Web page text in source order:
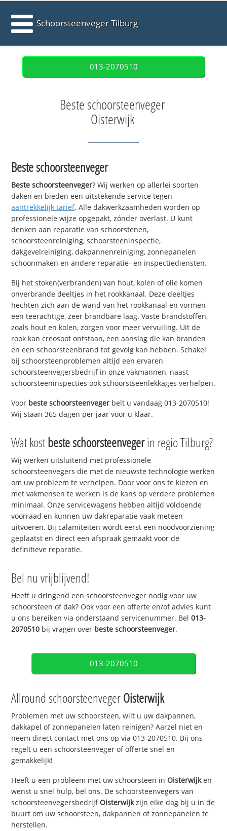
Schoorsteenveger Tilburg
013-2070510
Beste schoorsteenveger
Oisterwijk
Beste schoorsteenveger
Beste schoorsteenveger? Wij werken op allerlei soorten
daken en bieden een uitstekende service tegen
aantrekkelijk tarief. Alle dakwerkzaamheden worden op
professionele wijze opgepakt, zónder overlast. U kunt
denken aan reparatie van schoorstenen,
schoorsteenreiniging, schoorsteeninspectie,
dakgevelreiniging, dakpannenreiniging, zonnepanelen
schoonmaken en andere reparatie- en inspectiediensten.
Bij het stoken(verbranden) van hout, kolen of olie komen
onverbrande deeltjes in het rookkanaal. Deze deeltjes
hechten zich aan de wand van het rookkanaal en vormen
een teerachtige, zeer brandbare laag. Vaste brandstoffen,
zoals hout en kolen, zorgen voor meer vervuiling. Uit de
rook kan creosoot ontstaan, een aanslag die kan branden
en een schoorsteenbrand tot gevolg kan hebben. Schakel
bij schoorsteenproblemen altijd een ervaren
schoorsteenvegersbedrijf in onze vakmannen, naast
schoorsteeninspecties ook schoorstseenlekkages verhelpen.
Voor beste schoorsteenveger belt u vandaag 013-2070510!
Wij staan 365 dagen per jaar voor u klaar.
Wat kostbeste schoorsteenvegerin regio Tilburg?
Wij werken uitsluitend met professionele
schoorsteenvegers die met de nieuwste technologie werken
om uw probleem te verhelpen. Door voor ons te kiezen en
met vakmensen te werken is de kans op verdere problemen
minimaal. Onze servicewagens hebben altijd voldoende
voorraad en kunnen uw dakreparatie vaak meteen
uitvoeren. Bij calamiteiten wordt eerst een noodvoorziening
geplaatst en direct een afspraak gemaakt voor de
definitieve reparatie.
Bel nu vrijblijvend!
Heeft u dringend een schoorsteenveger nodig voor uw
schoorsteen of dak? Ook voor een offerte en/of advies kunt
u ons bereiken via onderstaand servicenummer. Bel013-
2070510 bij vragen over beste schoorsteenveger.
013-2070510
Allround schoorsteenvegerOisterwijk
Problemen met uw schoorsteen, wilt u uw dakpannen,
dakkapel of zonnepanelen laten reinigen? Aarzel niet en
neem direct contact met ons op via 013-2070510. Bij ons
regelt u een schoorsteenveger of offerte snel en
gemakkelijk!
Heeft u een probleem met uw schoorsteen inOisterwijken
wenst u snel hulp, bel ons. De schoorsteenvegers van
schoorsteenvegersbedrijfOisterwijkzijn elke dag bij u in de
buurt om uw schoorsteen, dakpannen of zonnepanelen te
herstellen.